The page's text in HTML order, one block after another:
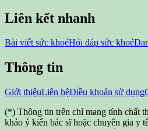
Liên kết nhanh
Bài viết sức khoẻHỏi đáp sức khoẻ
Thông tin
Giới thiệuLiên hệĐiều khoản sử dụng
(*) Thông tin trên chỉ mang tính chất
khảo ý kiến bác sĩ hoặc chuyên gia y